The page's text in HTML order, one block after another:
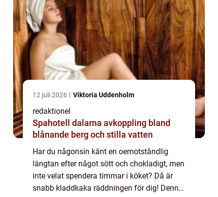
12 juli 2026 Viktoria Uddenholm
redaktionel
Spahotell dalarna avkoppling bland
blånande berg och stilla vatten
Har du någonsin känt en oemotståndlig
längtan efter något sött och chokladigt, men
inte velat spendera timmar i köket? Då är
snabb kladdkaka räddningen för dig! Denna